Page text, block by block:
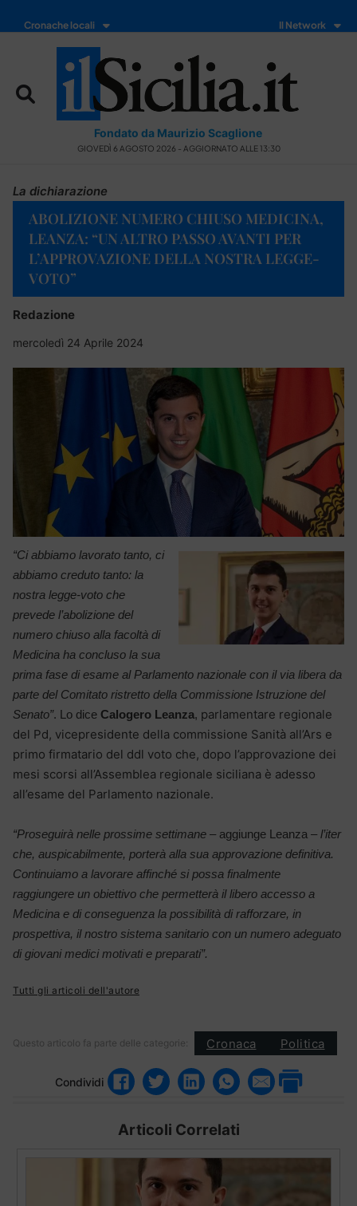
Cronache locali Il Network
Fondato da Maurizio Scaglione
GIOVEDÌ 6 AGOSTO 2026 - AGGIORNATO ALLE 13:30
La dichiarazione
ABOLIZIONE NUMERO CHIUSO MEDICINA,
LEANZA: “UN ALTRO PASSO AVANTI PER
L’APPROVAZIONE DELLA NOSTRA LEGGE-
VOTO”
Redazione
mercoledì 24 Aprile 2024
“Ci abbiamo lavorato tanto, ci
abbiamo creduto tanto: la
nostra legge-voto che
prevede l’abolizione del
numero chiuso alla facoltà di
Medicina ha concluso la sua
prima fase di esame al Parlamento nazionale con il via libera da
parte del Comitato ristretto della Commissione Istruzione del
Senato”. Lo dice Calogero Leanza, parlamentare regionale
del Pd, vicepresidente della commissione Sanità all’Ars e
primo firmatario del ddl voto che, dopo l’approvazione dei
mesi scorsi all’Assemblea regionale siciliana è adesso
all’esame del Parlamento nazionale.
“Proseguirà nelle prossime settimane – aggiunge Leanza – l’iter
che, auspicabilmente, porterà alla sua approvazione definitiva.
Continuiamo a lavorare affinché si possa finalmente
raggiungere un obiettivo che permetterà il libero accesso a
Medicina e di conseguenza la possibilità di rafforzare, in
prospettiva, il nostro sistema sanitario con un numero adeguato
di giovani medici motivati e preparati”.
Tutti gli articoli dell'autore
Questo articolo fa parte delle categorie: Cronaca Politica
Condividi
Articoli Correlati